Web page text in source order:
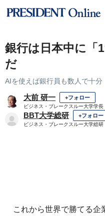
銀行は日本中に「
だ
AIを使えば銀行員も数人で十分
大前 研一 +フォロー
ビジネス・ブレークスルー大学学長
BBT大学総研 +フォロー
ビジネス・ブレークスルー大学総研
これから世界で勝てる企